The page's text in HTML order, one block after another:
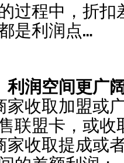
过程中，折
是利润点…
润空间更广
家收取加盟或
联盟卡，或收
家收取提成或